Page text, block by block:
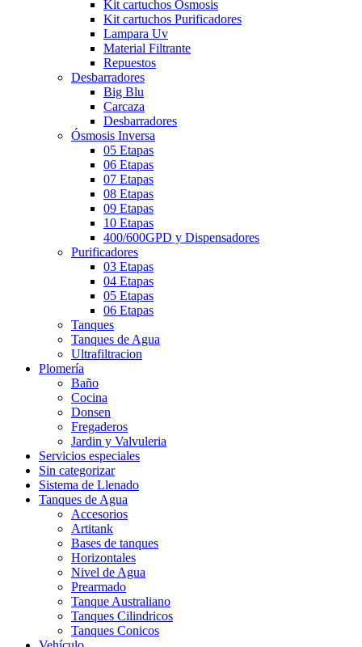
Kit cartuchos Osmosis
Kit cartuchos Purificadores
Lampara Uv
Material Filtrante
Repuestos
Desbarradores
Big Blu
Carcaza
Desbarradores
Ósmosis Inversa
05 Etapas
06 Etapas
07 Etapas
08 Etapas
09 Etapas
10 Etapas
400/600GPD y Dispensadores
Purificadores
03 Etapas
04 Etapas
05 Etapas
06 Etapas
Tanques
Tanques de Agua
Ultrafiltracion
Plomería
Baño
Cocina
Donsen
Fregaderos
Jardin y Valvuleria
Servicios especiales
Sin categorizar
Sistema de Llenado
Tanques de Agua
Accesorios
Artitank
Bases de tanques
Horizontales
Nivel de Agua
Prearmado
Tanque Australiano
Tanques Cilindricos
Tanques Conicos